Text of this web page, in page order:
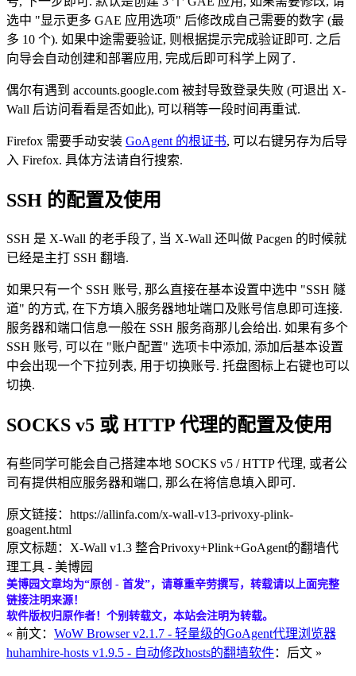
选中 "显示更多 GAE 应用选项" 后修改成自己需要的数字 (最
多 10 个). 如果中途需要验证, 则根据提示完成验证即可. 之后
向导会自动创建和部署应用, 完成后即可科学上网了.
偶尔有遇到 accounts.google.com 被封导致登录失败 (可退出 X-
Wall 后访问看看是否如此), 可以稍等一段时间再重试.
Firefox 需要手动安装 GoAgent 的根证书, 可以右键另存为后导
入 Firefox. 具体方法请自行搜索.
SSH 的配置及使用
SSH 是 X-Wall 的老手段了, 当 X-Wall 还叫做 Pacgen 的时候就
已经是主打 SSH 翻墙.
如果只有一个 SSH 账号, 那么直接在基本设置中选中 "SSH 隧
道" 的方式, 在下方填入服务器地址端口及账号信息即可连接.
服务器和端口信息一般在 SSH 服务商那儿会给出. 如果有多个
SSH 账号, 可以在 "账户配置" 选项卡中添加, 添加后基本设置
中会出现一个下拉列表, 用于切换账号. 托盘图标上右键也可以
切换.
SOCKS v5 或 HTTP 代理的配置及使用
有些同学可能会自己搭建本地 SOCKS v5 / HTTP 代理, 或者公
司有提供相应服务器和端口, 那么在将信息填入即可.
原文链接：https://allinfa.com/x-wall-v13-privoxy-plink-
goagent.html
原文标题：X-Wall v1.3 整合Privoxy+Plink+GoAgent的翻墙代
理工具 - 美博园
美博园文章均为“原创 - 首发”，请尊重辛劳撰写，转载请以上面完整
链接注明来源！
软件版权归原作者！个别转载文，本站会注明为转载。
« 前文： WoW Browser v2.1.7 - 轻量级的GoAgent代理浏览器
huhamhire-hosts v1.9.5 - 自动修改hosts的翻墙软件：后文 »